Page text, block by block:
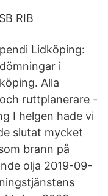
RIB
Lidköping:
i
Alla
ruttplanerare -
I helgen hade vi
slutat mycket
brann på
olja 2019-09-